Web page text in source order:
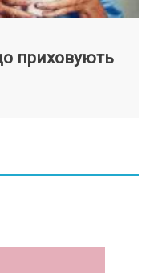
приховують